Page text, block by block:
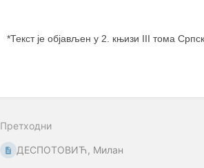
*Текст је објављен у 2. књизи III тома
Претходни
ДЕСПОТОВИЋ, Милан